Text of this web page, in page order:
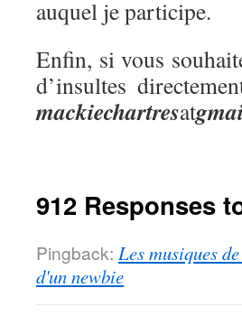
auquel je participe.
Enfin, si vous
d’insultes
mackiechartresat
912 Responses
Pingback: Les musiques
d'un newbie